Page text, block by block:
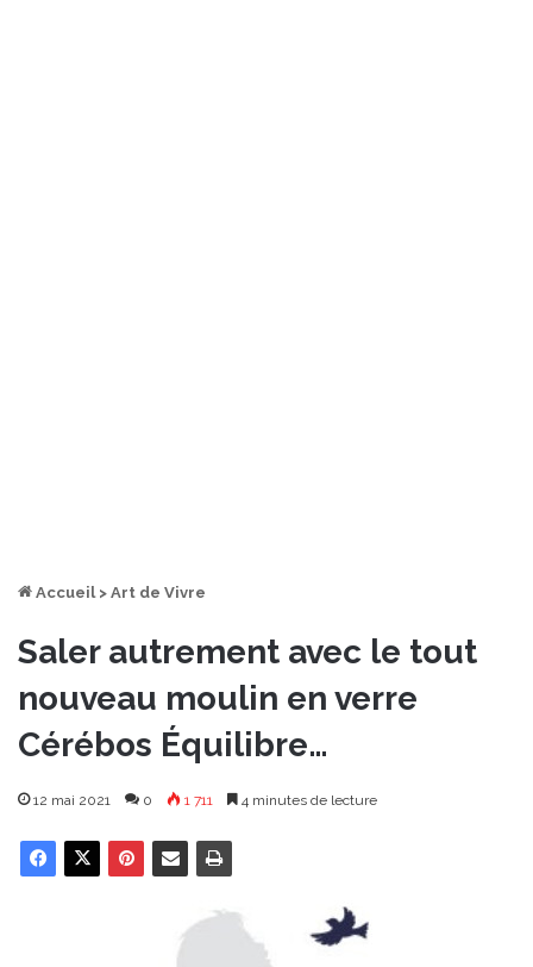
Accueil > Art de Vivre
Saler autrement avec le tout
nouveau moulin en verre
Cérébos Équilibre…
12 mai 2021 0 1 711 4 minutes de lecture